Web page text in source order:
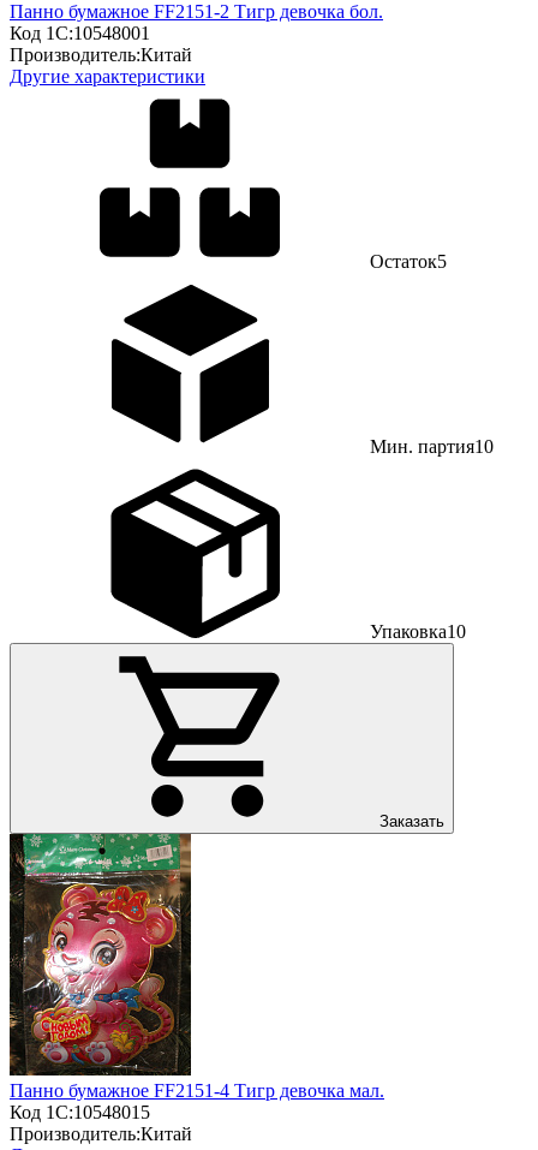
Панно бумажное FF2151-2 Тигр девочка бол.
Код 1С:10548001
Производитель:Китай
Другие характеристики
Остаток5
Мин. партия10
Упаковка10
Заказать
Панно бумажное FF2151-4 Тигр девочка мал.
Код 1С:10548015
Производитель:Китай